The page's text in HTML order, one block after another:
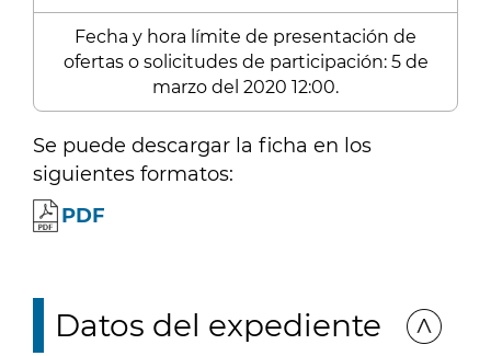
Fecha y hora límite de presentación de
ofertas o solicitudes de participación: 5 de
marzo del 2020 12:00.
Se puede descargar la ficha en los
siguientes formatos:
PDF
Datos del expediente